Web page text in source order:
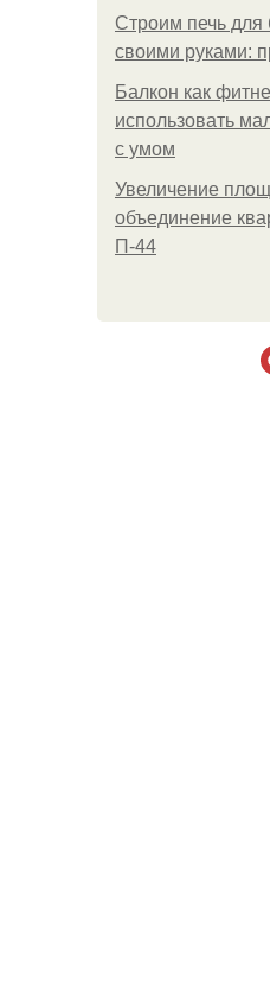
Строим печь для
своими руками:
Балкон как
использовать
с умом
Увеличение
объединение
П-44